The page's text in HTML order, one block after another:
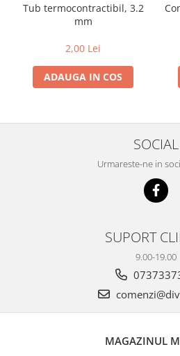
Tub termocontractibil, 3.2
mm
2,00 Lei
ADAUGA IN COS
SOCIAL
Urmareste-ne in
SUPORT
9.00-19.00
MAGAZINUL